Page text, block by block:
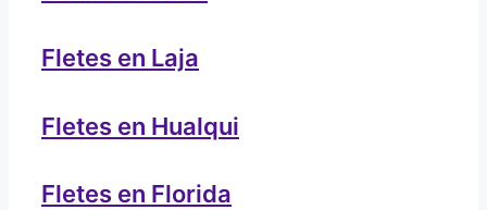
Fletes en Laja
Fletes en Hualqui
Fletes en Florida